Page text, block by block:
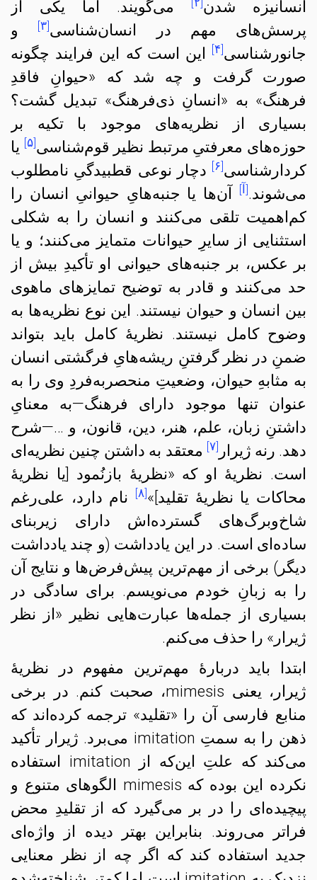
انسانیزه شدن
می‌گویند. اما یکی از
پرسش‌های مهم در انسان‌شناسی[۳]
و
جانورشناسی[۴]
این است که این فرایند چگونه
صورت گرفت و چه شد که «حیوانِ فاقدِ
فرهنگ» به «انسانِ ذی‌فرهنگ» تبدیل گشت؟
بسیاری از نظریه‌های موجود با تکیه بر
حوزه‌های معرفتیِ مرتبط نظیر قوم‌شناسی[۵] یا
کردارشناسی[۶] دچار نوعی قطبیدگیِ نامطلوب
می‌شوند.[آ]
آن‌ها یا جنبه‌هایِ حیوانیِ انسان را
کم‌اهمیت تلقی می‌کنند و انسان را به شکلی
استثنایی از سایرِ حیوانات متمایز می‌کنند؛ و یا
بر عکس، بر جنبه‌های حیوانی او تأکیدِ بیش از
حد می‌کنند و قادر به توضیح تمایزهای ماهوی
بین انسان و حیوان نیستند. این نوع نظریه‌ها به
وضوح کامل نیستند. نظریهٔ کامل باید بتواند
ضمنِ در نظر گرفتنِ ریشه‌هایِ فرگشتی انسان
به مثابهِ حیوان، وضعیتِ منحصربه‌فردِ وی را به
عنوان تنها موجود دارای فرهنگ—به معنایِ
داشتنِ زبان، علم، هنر، دین، قانون، و …—شرح
دهد. رنه ژیرار [۷] معتقد به داشتن چنین نظریه‌ای
است. نظریهٔ او که «نظریهٔ بازنُمود [یا نظریهٔ
محاکات یا نظریهٔ تقلید]»[۸]
نام دارد، علی‌رغم
شاخ‌و‌برگ‌های گسترده‌اش دارای زیربنای
ساده‌ای است. در این‌ یادداشت (و چند یادداشت
دیگر) برخی از مهم‌ترین پیش‌فرض‌ها و نتایج آن
را به زبانِ خودم می‌نویسم. برای سادگی در
بسیاری از جمله‌ها عبارت‌هایی نظیر «از نظر
ژیرار» را حذف می‌کنم.
ابتدا باید دربارهٔ مهم‌ترین مفهوم در نظریهٔ
ژیرار، یعنی mimesis، صحبت کنم. در برخی
منابع فارسی آن را «تقلید» ترجمه کرده‌اند که
ذهن را به سمتِ imitation می‌برد. ژیرار تأکید
می‌کند که علتِ این‌که از imitation استفاده
نکرده این بوده که mimesis الگوهای متنوع و
پیچیده‌ای را در بر می‌گیرد که از تقلیدِ محض
فراتر می‌روند. بنابراین بهتر دیده از واژه‌ای
جدید استفاده کند که اگر چه از نظر معنایی